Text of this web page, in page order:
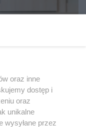
bezinteresowna"
oraz inne
dostęp i
oraz
unikalne
wysyłane przez